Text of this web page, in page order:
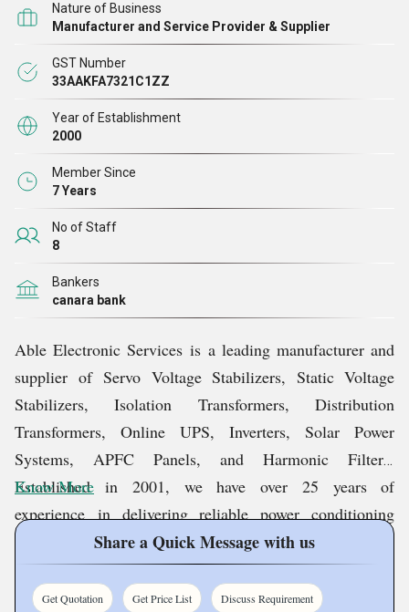
நிலைப்படுத்திகள், ஆன்லைன் யுபிஎஸ், கண்ட்ரோல் பேனல்
போர்டுகள், ஆட்டோ டிரான்ஸ்ஃபார்மர்ஸ் மற்றும் பிறவற்றின்
பிரத்யேக வரம்பில் நாங்கள் நி எங்கள் தயாரிப்புகள்
அனைத்தும் சந்தையில் கிடைக்கும் சிறந்த
மூலப்பொருட்களைப் பயன்படுத்தி கவனமாக
வடிவமைக்கப்பட்டு உருவாக்கப்பட்டுள்ளன. ஆயுள்,
சரளமான செயல்திறன், புதுமையான வடிவமைப்பு,
அதிர்ச்சி எதிர்ப்பு, பயனர் நட்பு இடைமுகம் போன்றவை
எங்கள் தயாரிப்பு வரம்பில் காணப்படும் சில பண்புகள், இது
பரவலாக பிரபலமாகவும் அதிக தேவை கொண்டதாகவும்
உள்ளது. இது தவிர, நிறுவல், பராமரிப்பு மற்றும்
செயல்பாட்டின் எளிமை ஆகியவை வாடிக்கையாளர்களை
இரண்டாவது எண்ணங்கள் இல்லாமல் தயாரிப்புகளை
வாங்க கட்டாயப்படுத்தும் அம்சங்கள் சேர்க்கப்படுகின்றன.
எங்கள் தயாரிப்புகளைப் போலவே, நாங்கள் வழங்கும்
சேவைகளும் மிக உயர்ந்த நம்பகத்தன்மையை
வெளிப்படுத்துகின்றன. எங்கள் ஆழமான திறமையான
நிபுணர்களால் நிகழ்த்தப்பட்டு செயல்படுத்தப்பட்டு,
எங்கள் சேவைகள் நேரத்திற்குள் கட்டுப்படுத்தப்பட்டவை
மற்றும் செலவு-தகுதியானவை. எனவே,
ஒட்டுமொத்தமாக, எங்களுடன் இணைப்பது எங்கள்
Nature of Business
Manufacturer and Service Provider & Supplier
GST Number
33AAKFA7321C1ZZ
Year of Establishment
2000
Member Since
7 Years
No of Staff
8
Bankers
canara bank
Able Electronic Services is a leading manufacturer and
supplier of Servo Voltage Stabilizers, Static Voltage
Stabilizers, Isolation Transformers, Distribution
Transformers, Online UPS, Inverters, Solar Power
Systems, APFC Panels, and Harmonic Filters.
Established in 2001, we have over 25 years of
experience in delivering reliable power conditioning
solutions for industrial, commercial, and residential
applications.
Know More
Share a Quick Message with us
Get Quotation Get Price List Discuss Requirement